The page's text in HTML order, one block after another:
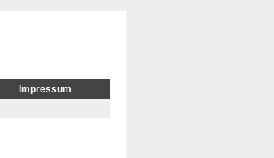
Impressum